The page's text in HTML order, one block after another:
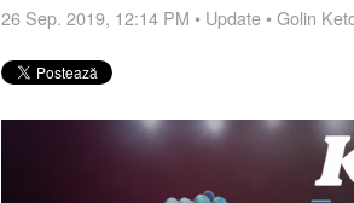
26 Sep. 2019, 12:14 PM • Update •Golin